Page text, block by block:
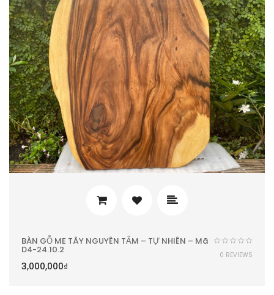
BÀN GỖ ME TÂY NGUYÊN TẤM – TỰ NHIÊN – Mã
D4-24.10.2
3,000,000₫
0 REVIEWS